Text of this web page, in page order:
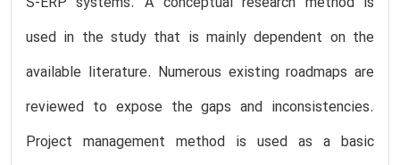
used in the study that is mainly dependent on the
available literature. Numerous existing roadmaps are
reviewed to expose the gaps and inconsistencies.
Project management method is used as a basic